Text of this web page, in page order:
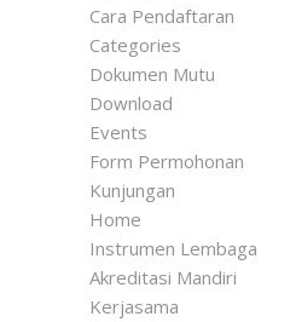
Cara Pendaftaran
Categories
Dokumen Mutu
Download
Events
Form Permohonan
Kunjungan
Home
Instrumen Lembaga
Akreditasi Mandiri
Kerjasama